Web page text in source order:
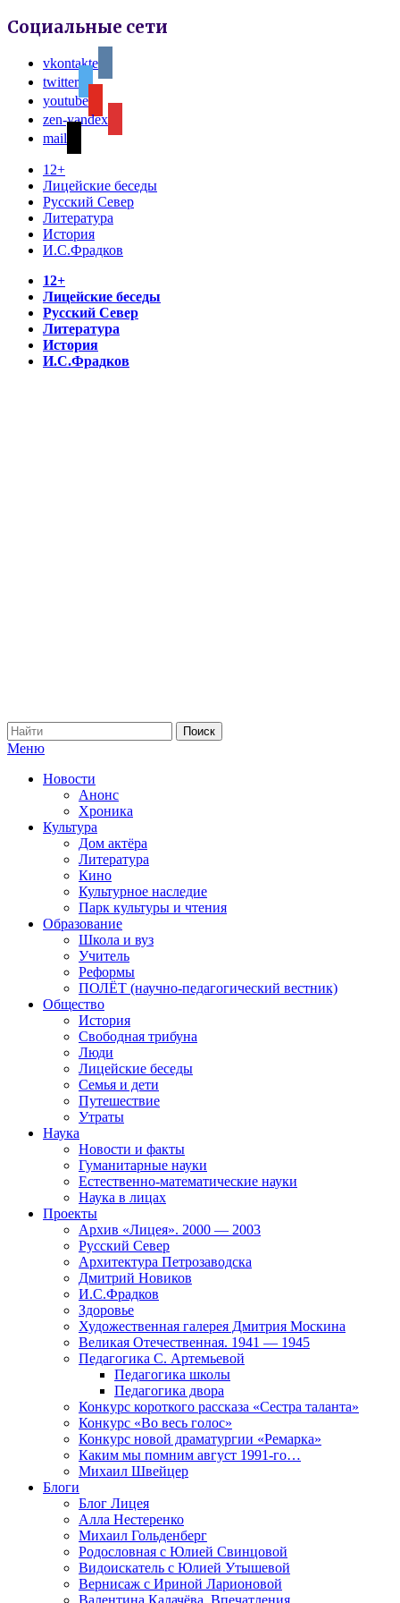
Социальные сети
vkontakte
twitter
youtube
zen-yandex
mail
12+
Лицейские беседы
Русский Север
Литература
История
И.С.Фрадков
12+
Лицейские беседы
Русский Север
Литература
История
И.С.Фрадков
Меню
Новости
Анонс
Хроника
Культура
Дом актёра
Литература
Кино
Культурное наследие
Парк культуры и чтения
Образование
Школа и вуз
Учитель
Реформы
ПОЛЁТ (научно-педагогический вестник)
Общество
История
Свободная трибуна
Люди
Лицейские беседы
Семья и дети
Путешествие
Утраты
Наука
Новости и факты
Гуманитарные науки
Естественно-математические науки
Наука в лицах
Проекты
Архив «Лицея». 2000 — 2003
Русский Север
Архитектура Петрозаводска
Дмитрий Новиков
И.С.Фрадков
Здоровье
Художественная галерея Дмитрия Москина
Великая Отечественная. 1941 — 1945
Педагогика С. Артемьевой
Педагогика школы
Педагогика двора
Конкурс короткого рассказа «Сестра таланта»
Конкурс «Во весь голос»
Конкурс новой драматургии «Ремарка»
Каким мы помним август 1991-го…
Михаил Швейцер
Блоги
Блог Лицея
Алла Нестеренко
Михаил Гольденберг
Родословная с Юлией Свинцовой
Видоискатель с Юлией Утышевой
Вернисаж с Ириной Ларионовой